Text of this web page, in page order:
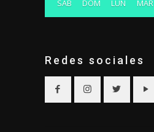
SAB DOM LUN MAR
Redes sociales